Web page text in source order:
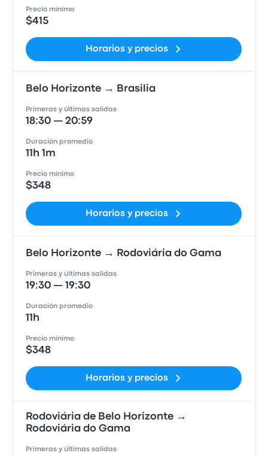
Precio mínimo
$415
Horarios y precios
Belo Horizonte → Brasilia
Primeras y últimas salidas
18:30 — 20:59
Duración promedio
11h 1m
Precio mínimo
$348
Horarios y precios
Belo Horizonte → Rodoviária do Gama
Primeras y últimas salidas
19:30 — 19:30
Duración promedio
11h
Precio mínimo
$348
Horarios y precios
Rodoviária de Belo Horizonte →
Rodoviária do Gama
Primeras y últimas salidas